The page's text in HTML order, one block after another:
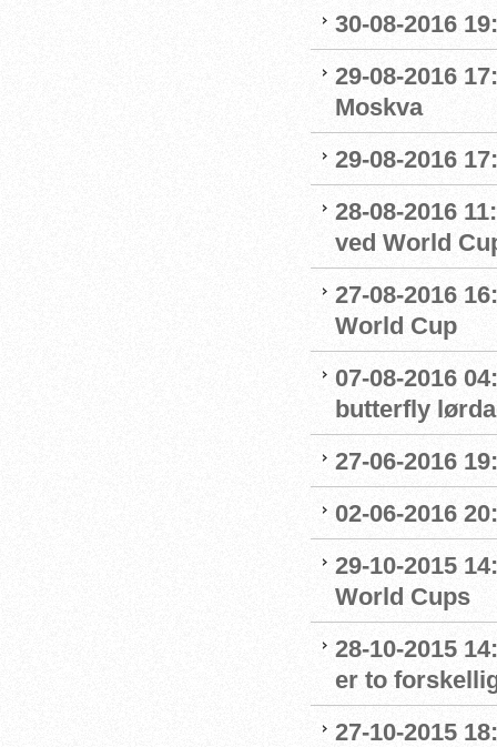
30-08-2016
29-08-2016
Moskva
29-08-2016
28-08-2016
ved World
27-08-2016
World Cup
07-08-2016
butterfly
27-06-2016
02-06-2016
29-10-2015
World Cups
28-10-2015
er to
27-10-2015